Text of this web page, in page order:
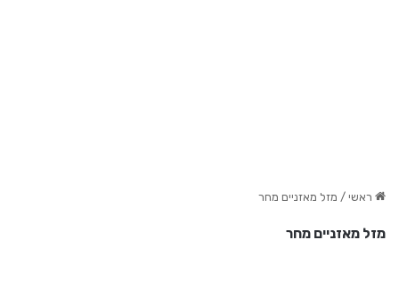
ראשי / מזל מאזניים מחר
מזל מאזניים מחר